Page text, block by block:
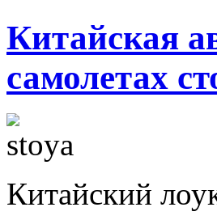
Китайская
самолетах
Китайский